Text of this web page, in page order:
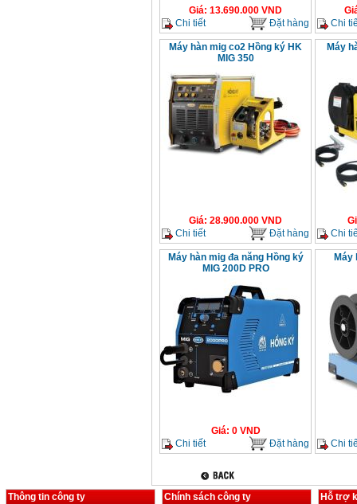
Giá: 13.690.000 VND
Chi tiết
Đặt hàng
Chi
Máy hàn mig co2 Hồng ký HK
MIG 350
Giá: 28.900.000 VND
Chi tiết
Đặt hàng
Máy
Chi
Máy hàn mig đa năng Hồng ký
MIG 200D PRO
Giá: 0VND
Chi tiết
Đặt hàng
Máy
Chi
Thông tin công ty
Chính sách công ty
Hỗ trợ